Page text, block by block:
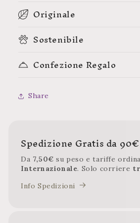
Originale
Sostenibile
Confezione Regalo
Share
Spedizione Gratis da
Da 7,50€su peso e tariffe
Internazionale. Solo corriere
Info Spedizioni